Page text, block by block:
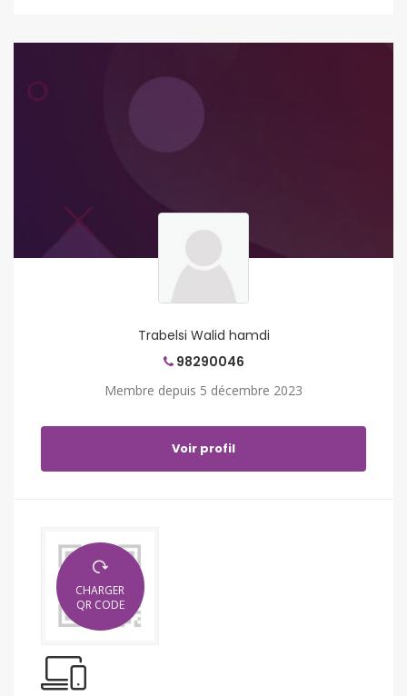
Trabelsi Walid hamdi
98290046
Membre depuis 5 décembre 2023
Voir profil
CHARGER
QR CODE